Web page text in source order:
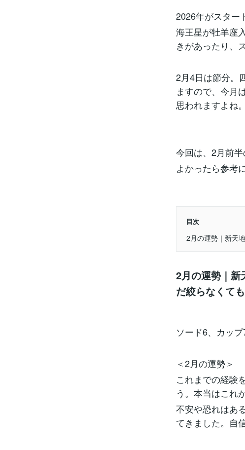
2026年がスター
海王星が牡羊座
きがあったり、
2月4日は節分。
ますので、今月
思われますよね。
今回は、2月前半
よかったら参考
目次
2月の運勢｜新天
2月の運勢｜新
だ絞らなくて
ソード6、カッ
＜2月の運勢＞
これまでの経験
う。本当はこれ
不安や恐れはあ
てきました。自